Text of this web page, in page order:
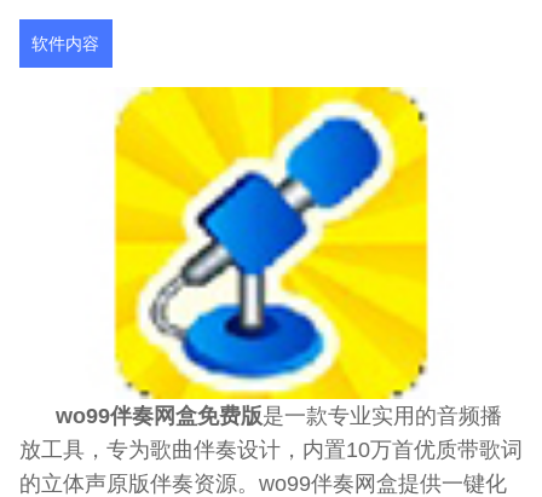
软件内容
wo99伴奏网盒免费版是一款专业实用的音频播
放工具，专为歌曲伴奏设计，内置10万首优质带歌词
的立体声原版伴奏资源。wo99伴奏网盒提供一键化